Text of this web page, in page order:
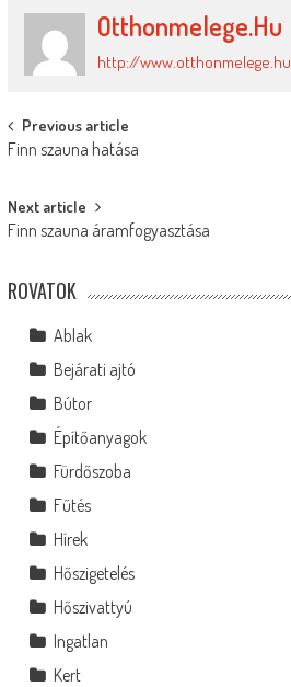
Otthonmelege.hu
http://www.otthonmelege.hu
Post
navigation
Previous article
Finn szauna hatása
Next article
Finn szauna áramfogyasztása
ROVATOK
Ablak
Bejárati ajtó
Bútor
Építőanyagok
Fürdőszoba
Fűtés
Hírek
Hőszigetelés
Hőszivattyú
Ingatlan
Kert